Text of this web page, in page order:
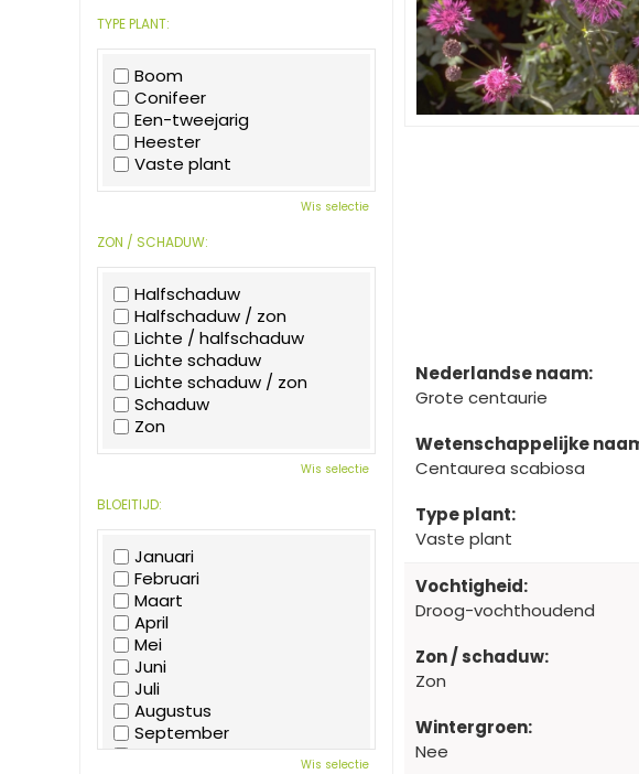
Nederlandse naam:
Grote centaurie
Wetenschappelijke
Centaurea scabiosa
Type plant:
Vaste plant
Vochtigheid:
Droog-vochthoudend
Zon / schaduw:
Zon
Wintergroen:
Nee
TYPE PLANT:
Boom
Conifeer
Een-tweejarig
Heester
Vaste plant
Wis selectie
ZON / SCHADUW:
Halfschaduw
Halfschaduw / zon
Lichte / halfschaduw
Lichte schaduw
Lichte schaduw / zon
Schaduw
Zon
Wis selectie
BLOEITIJD:
Januari
Februari
Maart
April
Mei
Juni
Juli
Augustus
September
Oktober
Wis selectie